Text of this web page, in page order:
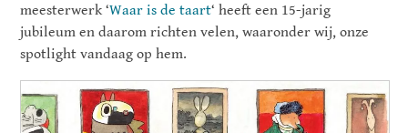
meesterwerk ‘Waar is de taart‘ heeft een 15-jarig
jubileum en daarom richten velen, waaronder wij, onze
spotlight vandaag op hem.